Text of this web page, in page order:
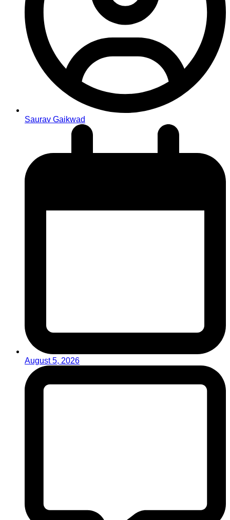
Saurav Gaikwad
August 5, 2026